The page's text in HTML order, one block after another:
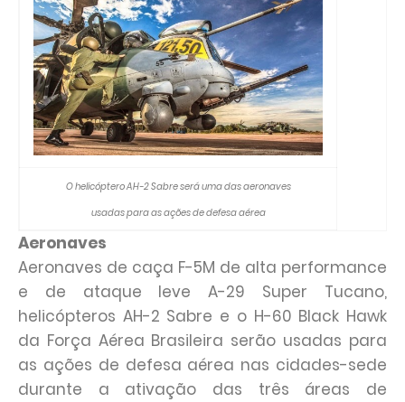
O helicóptero AH-2 Sabre será uma das aeronaves
usadas para as ações de defesa aérea
Aeronaves
Aeronaves de caça F-5M de alta performance
e de ataque leve A-29 Super Tucano,
helicópteros AH-2 Sabre e o H-60 Black Hawk
da Força Aérea Brasileira serão usadas para
as ações de defesa aérea nas cidades-sede
durante a ativação das três áreas de